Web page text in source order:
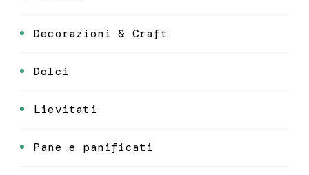
Decorazioni & Craft
Dolci
Lievitati
Pane e panificati